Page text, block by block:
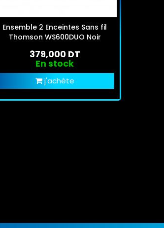
Ensemble 2 Enceintes Sans fil
Thomson WS600DUO Noir
379,000 DT
En stock
j'achète